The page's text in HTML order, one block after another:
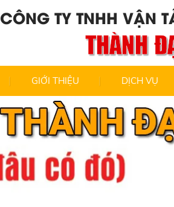
CÔNG TY TNHH VẬN
THÀNH
GIỚI THIỆU DỊCH VỤ